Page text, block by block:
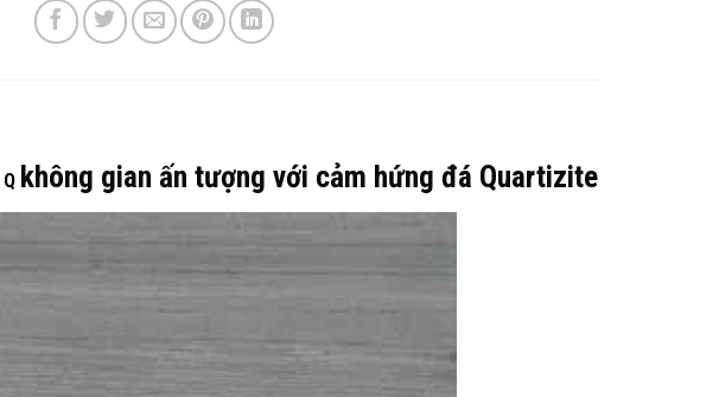
không gian ấn tượng với cảm hứng đá Quartizite